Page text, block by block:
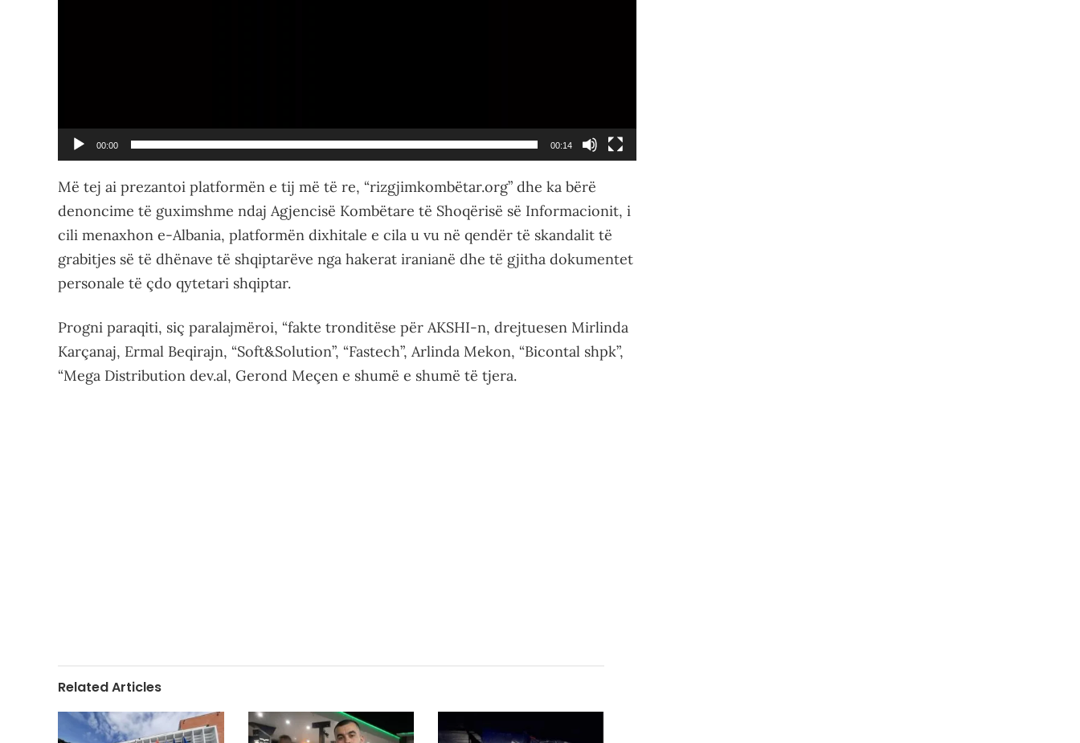
00:00 00:14
Më tej ai prezantoi platformën e tij më të re, “rizgjimkombëtar.org” dhe ka bërë
denoncime të guximshme ndaj Agjencisë Kombëtare të Shoqërisë së Informacionit, i
cili menaxhon e-Albania, platformën dixhitale e cila u vu në qendër të skandalit të
grabitjes së të dhënave të shqiptarëve nga hakerat iranianë dhe të gjitha dokumentet
personale të çdo qytetari shqiptar.
Progni paraqiti, siç paralajmëroi, “fakte tronditëse për AKSHI-n, drejtuesen Mirlinda
Karçanaj, Ermal Beqirajn, “Soft&Solution”, “Fastech”, Arlinda Mekon, “Bicontal shpk”,
“Mega Distribution dev.al, Gerond Meçen e shumë e shumë të tjera.
Related Articles